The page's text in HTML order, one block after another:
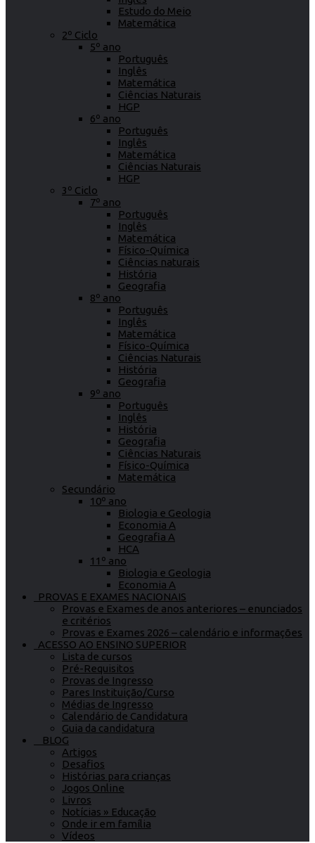
Estudo do Meio
Matemática
2º Ciclo
5º ano
Português
Inglês
Matemática
Ciências Naturais
HGP
6º ano
Português
Inglês
Matemática
Ciências Naturais
HGP
3º Ciclo
7º ano
Português
Inglês
Matemática
Físico-Química
Ciências naturais
História
Geografia
8º ano
Português
Inglês
Matemática
Físico-Química
Ciências Naturais
História
Geografia
9º ano
Português
Inglês
História
Geografia
Ciências Naturais
Físico-Química
Matemática
Secundário
10º ano
Biologia e Geologia
Economia A
Geografia A
HCA
11º ano
Biologia e Geologia
Economia A
PROVAS E EXAMES NACIONAIS
Provas e Exames de anos anteriores – enunciados
e critérios
Provas e Exames 2026 – calendário e informações
ACESSO AO ENSINO SUPERIOR
Lista de cursos
Pré-Requisitos
Provas de Ingresso
Pares Instituição/Curso
Médias de Ingresso
Calendário de Candidatura
Guia da candidatura
BLOG
Artigos
Desafios
Histórias para crianças
Jogos Online
Livros
Notícias » Educação
Onde ir em família
Vídeos